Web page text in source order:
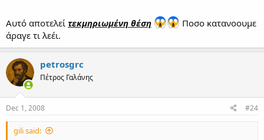
Αυτό αποτελεί τεκμηριωμένη θέση
Ποσο κατανοουμε
άραγε τι λεέι.
petrosgrc
Πέτρος Γαλάνης
Dec 1, 2008 #24
gili said: